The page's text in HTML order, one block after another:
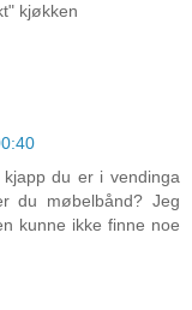
kjøkken
du er i vendinga
du møbelbånd? Jeg
kunne ikke finne noe